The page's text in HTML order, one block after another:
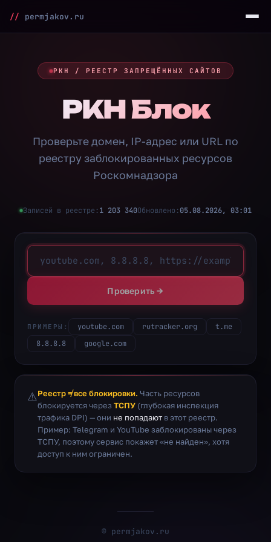
// permjakov.ru
РКН / РЕЕСТР ЗАПРЕЩЁННЫХ САЙТОВ
РКН Блок
Проверьте домен, IP-адрес или URL по
реестру заблокированных ресурсов
Роскомнадзора
Записей в реестре:1 203 340Обновлено:05.08.2026, 03:01
Проверить →
ПРИМЕРЫ: youtube.com rutracker.org
t.me
8.8.8.8
google.com
⚠️Реестр ≠ все блокировки. Часть ресурсов
блокируется через ТСПУ (глубокая инспекция
трафика DPI) — они не попадают в этот реестр.
Пример: Telegram и YouTube заблокированы через
ТСПУ, поэтому сервис покажет «не найден», хотя
доступ к ним ограничен.
© permjakov.ru